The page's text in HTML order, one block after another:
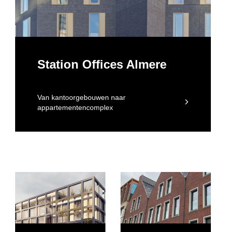
Station Offices Almere
Van kantoorgebouwen naar
appartementencomplex